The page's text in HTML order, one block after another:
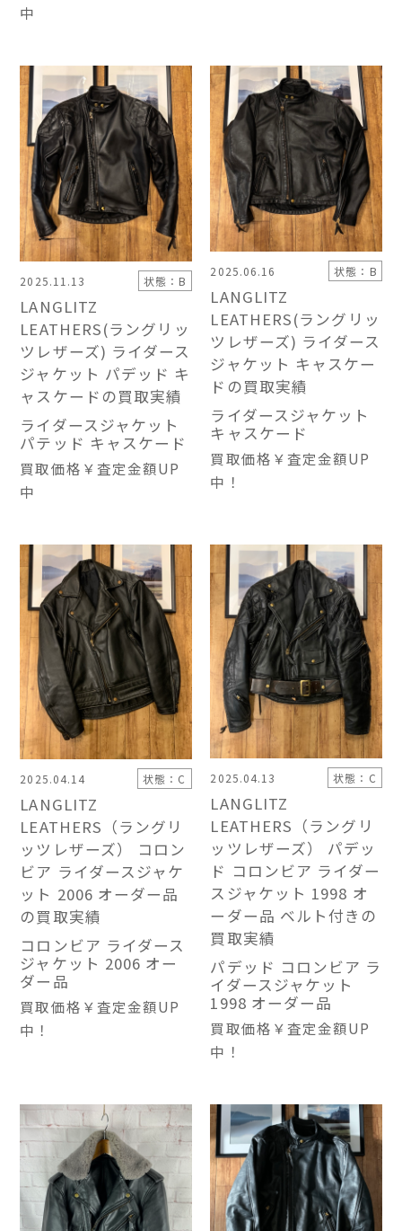
中
2025.11.13 状態：B
LANGLITZ
LEATHERS(ラングリッ
ツレザーズ) ライダース
ジャケット パデッド キ
ャスケードの買取実績
ライダースジャケット
パテッド キャスケード
買取価格 ￥査定金額UP
中
2025.06.16 状態：B
LANGLITZ
LEATHERS(ラングリッ
ツレザーズ) ライダース
ジャケット キャスケー
ドの買取実績
ライダースジャケット
キャスケード
買取価格 ￥査定金額UP
中！
2025.04.14 状態：C
LANGLITZ
LEATHERS（ラングリ
ッツレザーズ） コロン
ビア ライダースジャケ
ット 2006 オーダー品
の買取実績
コロンビア ライダース
ジャケット 2006 オー
ダー品
買取価格 ￥査定金額UP
中！
2025.04.13 状態：C
LANGLITZ
LEATHERS（ラングリ
ッツレザーズ） パデッ
ド コロンビア ライダー
スジャケット 1998 オ
ーダー品 ベルト付きの
買取実績
パデッド コロンビア ラ
イダースジャケット
1998 オーダー品
買取価格 ￥査定金額UP
中！